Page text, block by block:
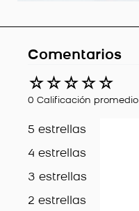
Comentarios
☆☆☆☆☆
0 Calificación promedio
5 estrellas
4 estrellas
3 estrellas
2 estrellas